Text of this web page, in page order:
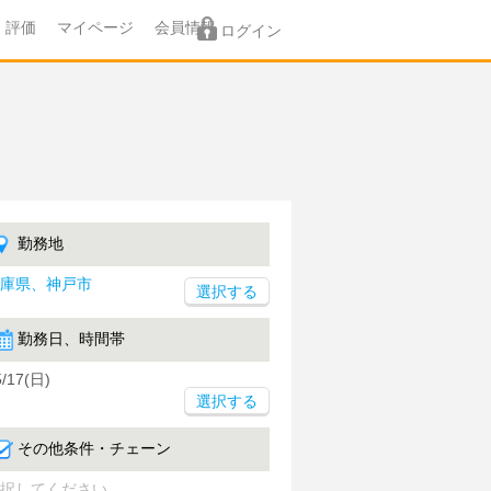
評価 マイページ 会員情報 ログイン
勤務地
県、神戸市
勤務日、時間帯
17(日)
選択する
その他条件・チェーン